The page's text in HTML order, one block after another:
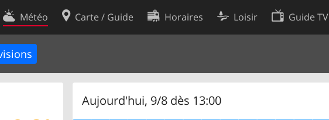
Météo Carte / Guide Horaires Loisir Guide TV
Aujourd'hui, 9/8 dès 13:00
Contact
Conditions d’utilisation
Préférences de cookies